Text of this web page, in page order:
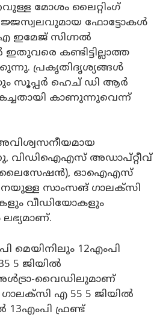
മോശം ലൈറ്റിംഗ്
ഫോട്ടോകൾ
ഇമേജ് സിഗ്നൽ
കണ്ടിട്ടില്ലാത്ത
പ്രകൃതിദൃശ്യങ്ങൾ
സൂപ്പർ ഹെച് ഡി ആർ
കാണുന്നുവെന്ന്
വിഡിഐഎസ് അഡാപ്റ്റീവ്
ഓഐഎസ്
സാംസങ് ഗാലക്സി
വീഡിയോകളും
12എംപി
5 ജിയിൽ
വൈഡിലുമാണ്
ഗാലക്‌സി എ 55 5 ജിയിൽ
13എംപി ഫ്രണ്ട്